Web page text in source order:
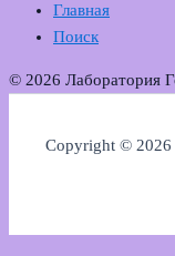
Главная
Поиск
© 2026 Лаборатория
Copyright © 2026